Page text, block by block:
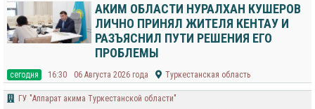
АКИМ ОБЛАСТИ НУРАЛХАН КУШЕРОВ
ЛИЧНО ПРИНЯЛ ЖИТЕЛЯ КЕНТАУ И
РАЗЪЯСНИЛ ПУТИ РЕШЕНИЯ ЕГО
ПРОБЛЕМЫ
cегодня 16:30 06 Августа 2026 года Туркестанская область
ГУ "Аппарат акима Туркестанской области"